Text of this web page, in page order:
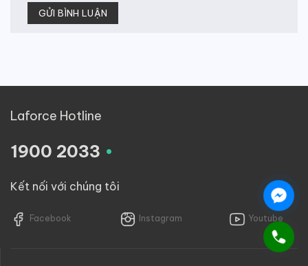
Laforce Hotline
1900 2033 .
Kết nối với chúng tôi
Facebook Instagram Youtube